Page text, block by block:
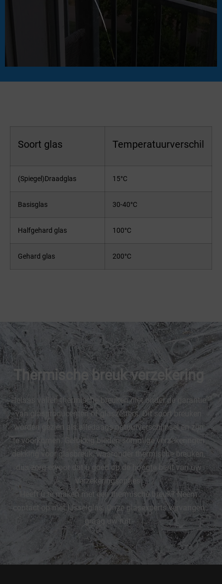
Soort glas Temperatuurverschil
(Spiegel)Draadglas 15°C
Basisglas 30-40°C
Halfgehard glas 100°C
Gehard glas 200°C
Thermische breuk verzekering
Helaas vallen thermische breuken niet onder de garantie
van glasproducenten of glaszetters. Dit soort breuken
worden gezien als alledaags natuurverschijnsel en zijn
te voorkomen. Gelukkig bieden sommige verzekeringen
dekking voor glasbreuk, waaronder thermische breuken,
dus zorg ervoor dat u goed op de hoogte bent van uw
verzekeringsopties.
Heeft u te maken met een thermische breuk? Neem
contact op met IJsselglas. Onze glasexperts vervangen
graag uw ruit.